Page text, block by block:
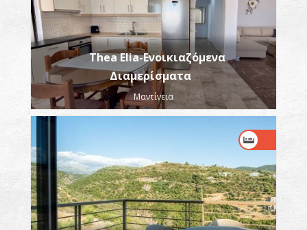
Thea Elia-Ενοικιαζόμενα
Διαμερίσματα
Μαντίνεια